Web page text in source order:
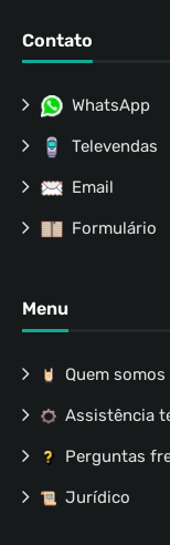
Contato
WhatsApp
Televendas
Email
Formulário
Menu
Quem somos
Assistência
Perguntas
Jurídico